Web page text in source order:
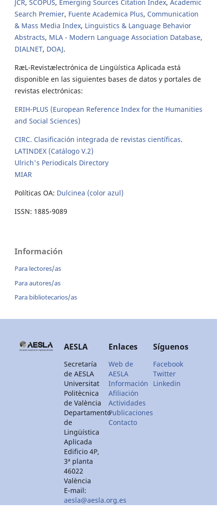
JCR, SCOPUS, Emerging Sources Citation Index, Academic
Search Premier, Fuente Academica Plus, Communication
& Mass Media Index, Linguistics & Language Behavior
Abstracts, MLA - Modern Language Association Database,
DIALNET, DOAJ.
RæL-Revistælectrónica de Lingüística Aplicada está
disponible en las siguientes bases de datos y portales de
revistas electrónicas:
ERIH-PLUS (European Reference Index for the Humanities
and Social Sciences)
CIRC. Clasificación integrada de revistas científicas.
LATINDEX (Catálogo V.2)
Ulrich's Periodicals Directory
MIAR
Políticas OA: Dulcinea (color azul)
ISSN: 1885-9089
Información
Para lectores/as
Para autores/as
Para bibliotecarios/as
AESLA
Secretaría
de AESLA
Universitat
Politècnica
de València
Departamento
de
Lingüística
Aplicada
Edificio 4P,
3ª planta
46022
València
E-mail:
aesla@aesla.org.es
Enlaces
Web de
AESLA
Información
Afiliación
Actividades
Publicaciones
Contacto
Síguenos
Facebook
Twitter
Linkedin